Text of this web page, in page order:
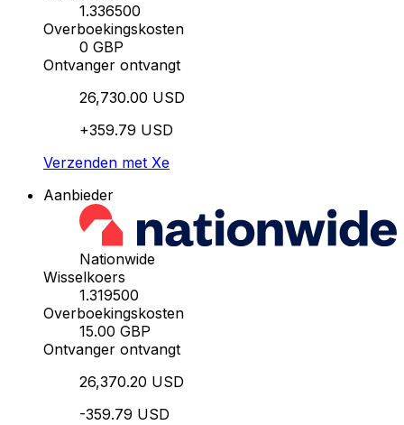
1.336500
Overboekingskosten
0 GBP
Ontvanger ontvangt
26,730.00 USD
+359.79 USD
Verzenden met Xe
Aanbieder
Nationwide
Wisselkoers
1.319500
Overboekingskosten
15.00 GBP
Ontvanger ontvangt
26,370.20 USD
-359.79 USD